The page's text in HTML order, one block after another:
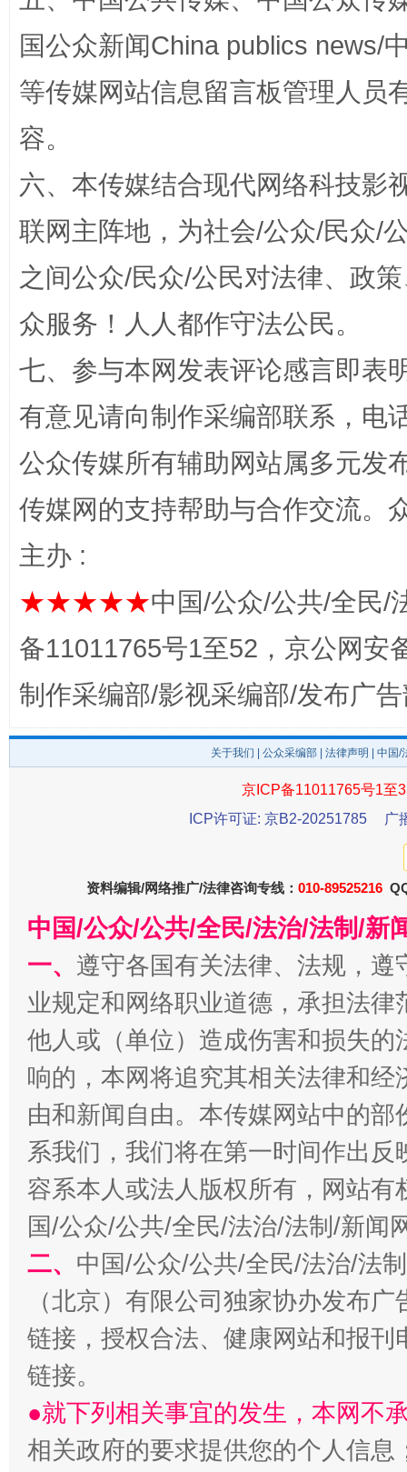
完善运行机制助力责任有效落实 一纸欠
东山县通报“牛蛙产品抗生素超标问题”
千年窑火 生生不息 一
国公众新闻China publics news/
等传媒网站信息留言板管理人员
容。
六、本传媒结合现代网络科技影
联网主阵地，为社会/公众/民众/
之间公众/民众/公民对法律、政
众服务！人人都作守法公民。
七、参与本网发表评论感言即表
有意见请向制作采编部联系，电
公众传媒所有辅助网站属多元发
传媒网的支持帮助与合作交流。
主办 :
★★★★★中国/公众/公共/全民/
备11011765号1至52，京公网安
制作采编部/影视采编部/发布广
关于我们 公众采编部 法律声明 | 中国
京ICP备11011765号1至
ICP许可证: 京B2-20251785
广
资料编辑/网络推广/法律咨询专线： 010-89525216
中国/公众/公共/全民/法治/法制/新
一、 遵守各国有关法律、法规，
业规定和网络职业道德，承担法
他人或（单位）造成伤害和损失
响的，本网将追究其相关法律和
由和新闻自由。本传媒网站中的
系我们，我们将在第一时间作出
容系本人或法人版权所有，网站
国/公众/公共/全民/法治/法制/新闻
二、 中国/公众/公共/全民/法治/法
（北京）有限公司独家协办发布
链接，授权合法、健康网站和报
链接。
●就下列相关事宜的发生，本网不
相关政府的要求提供您的个人信息